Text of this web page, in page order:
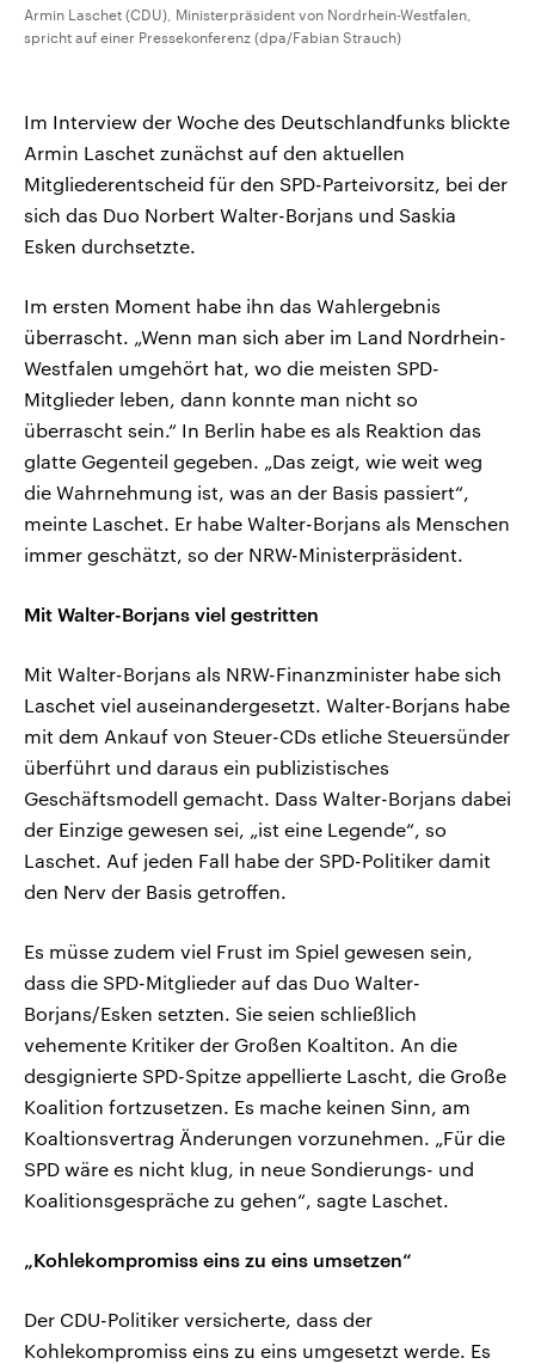
Armin Laschet (CDU), Ministerpräsident von Nordrhein-Westfalen,
spricht auf einer Pressekonferenz (dpa/Fabian Strauch)
Im Interview der Woche des Deutschlandfunks blickte
Armin Laschet zunächst auf den aktuellen
Mitgliederentscheid für den SPD-Parteivorsitz, bei der
sich das Duo Norbert Walter-Borjans und Saskia
Esken durchsetzte.
Im ersten Moment habe ihn das Wahlergebnis
überrascht. „Wenn man sich aber im Land Nordrhein-
Westfalen umgehört hat, wo die meisten SPD-
Mitglieder leben, dann konnte man nicht so
überrascht sein.“ In Berlin habe es als Reaktion das
glatte Gegenteil gegeben. „Das zeigt, wie weit weg
die Wahrnehmung ist, was an der Basis passiert“,
meinte Laschet. Er habe Walter-Borjans als Menschen
immer geschätzt, so der NRW-Ministerpräsident.
Mit Walter-Borjans viel gestritten
Mit Walter-Borjans als NRW-Finanzminister habe sich
Laschet viel auseinandergesetzt. Walter-Borjans habe
mit dem Ankauf von Steuer-CDs etliche Steuersünder
überführt und daraus ein publizistisches
Geschäftsmodell gemacht. Dass Walter-Borjans dabei
der Einzige gewesen sei, „ist eine Legende“, so
Laschet. Auf jeden Fall habe der SPD-Politiker damit
den Nerv der Basis getroffen.
Es müsse zudem viel Frust im Spiel gewesen sein,
dass die SPD-Mitglieder auf das Duo Walter-
Borjans/Esken setzten. Sie seien schließlich
vehemente Kritiker der Großen Koaltiton. An die
desgignierte SPD-Spitze appellierte Lascht, die Große
Koalition fortzusetzen. Es mache keinen Sinn, am
Koaltionsvertrag Änderungen vorzunehmen. „Für die
SPD wäre es nicht klug, in neue Sondierungs- und
Koalitionsgespräche zu gehen“, sagte Laschet.
„Kohlekompromiss eins zu eins umsetzen“
Der CDU-Politiker versicherte, dass der
Kohlekompromiss eins zu eins umgesetzt werde. Es